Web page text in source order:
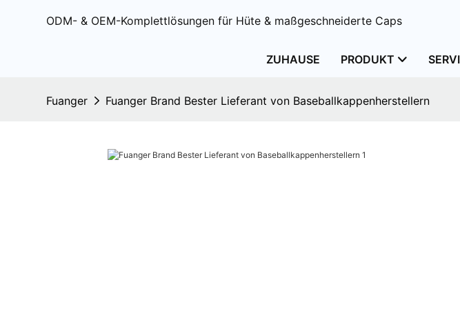
ODM- & OEM-Komplettlösungen für Hüte & maßgeschneiderte Caps
ZUHAUSE PRODUKT
Fuanger Fuanger Brand Bester Lieferant von Baseballkappenherstellern